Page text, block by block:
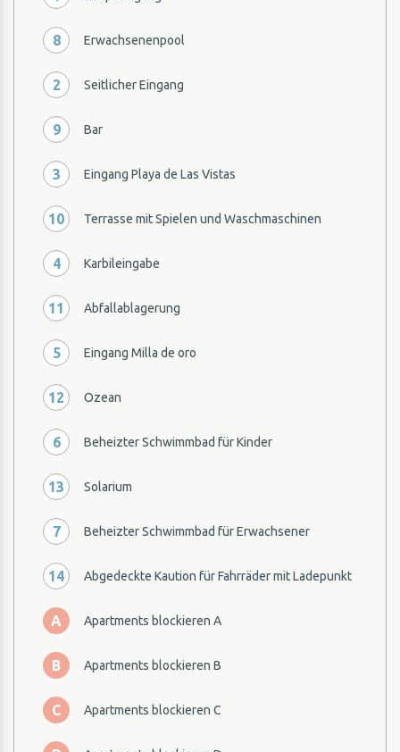
8 Erwachsenenpool
2 Seitlicher Eingang
9 Bar
3 Eingang Playa de Las Vistas
10 Terrasse mit Spielen und Waschmaschinen
4 Karbileingabe
11 Abfallablagerung
5 Eingang Milla de oro
12 Ozean
6 Beheizter Schwimmbad für Kinder
13 Solarium
7 Beheizter Schwimmbad für Erwachsener
14 Abgedeckte Kaution für Fahrräder mit Ladepunkt
A Apartments blockieren A
B Apartments blockieren B
C Apartments blockieren C